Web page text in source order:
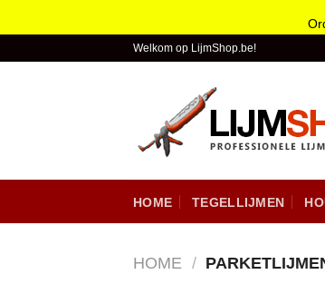
Welkom op LijmShop.be!
HOME TEGELLIJMEN
HOME /